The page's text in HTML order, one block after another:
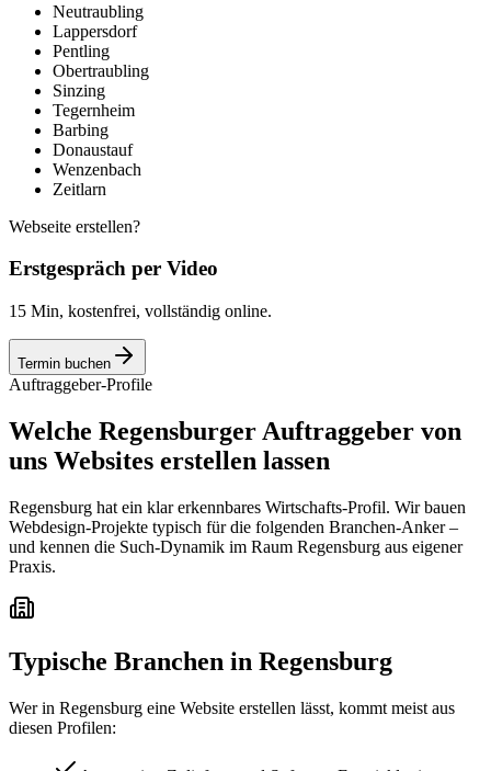
Neutraubling
Lappersdorf
Pentling
Obertraubling
Sinzing
Tegernheim
Barbing
Donaustauf
Wenzenbach
Zeitlarn
Webseite erstellen?
Erstgespräch per Video
15 Min, kostenfrei, vollständig online.
Termin buchen
Auftraggeber-Profile
Welche Regensburger Auftraggeber von
uns Websites erstellen lassen
Regensburg hat ein klar erkennbares Wirtschafts-Profil. Wir bauen
Webdesign-Projekte typisch für die folgenden Branchen-Anker –
und kennen die Such-Dynamik im Raum Regensburg aus eigener
Praxis.
Typische Branchen in Regensburg
Wer in Regensburg eine Website erstellen lässt, kommt meist aus
diesen Profilen: